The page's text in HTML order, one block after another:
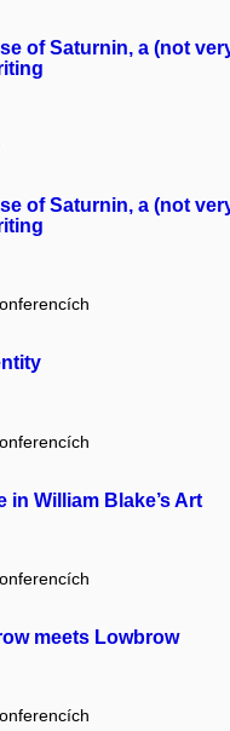
of Saturnin, a (not
of Saturnin, a (not
in William Blake’s Art
meets Lowbrow